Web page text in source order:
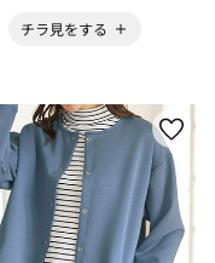
チラ見をする